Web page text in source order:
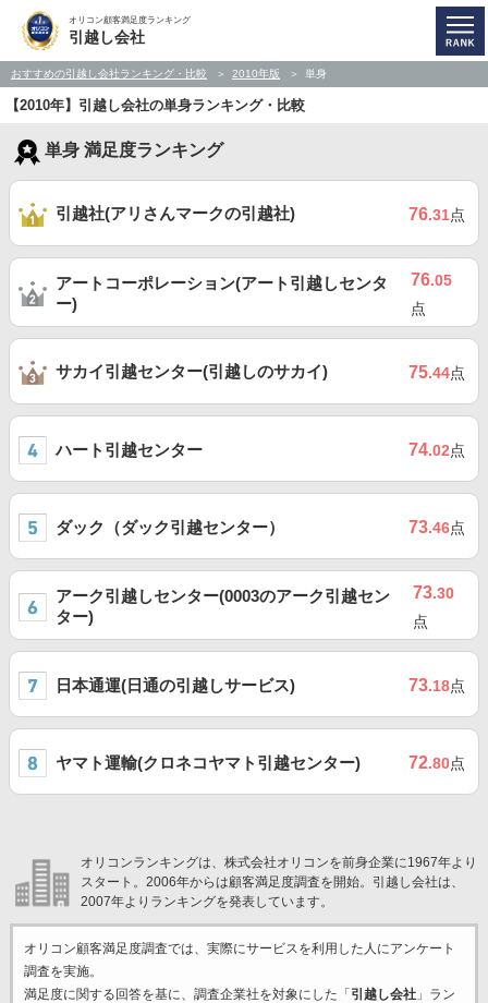
オリコン顧客満足度ランキング
引越し会社
おすすめの引越し会社ランキング・比較 2010年版 単身
【2010年】引越し会社の単身ランキング・比較
単身 満足度ランキング
引越社(アリさんマークの引越社) 76.31点
アートコーポレーション(アート引越しセンタ
ー)
76.05
点
サカイ引越センター(引越しのサカイ) 75.44点
ハート引越センター 74.02点
ダック（ダック引越センター） 73.46点
アーク引越しセンター(0003のアーク引越セン
ター)
73.30
点
日本通運(日通の引越しサービス) 73.18点
ヤマト運輸(クロネコヤマト引越センター) 72.80点
オリコンランキングは、株式会社オリコンを前身企業に1967年より
スタート。2006年からは顧客満足度調査を開始。引越し会社は、
2007年よりランキングを発表しています。
オリコン顧客満足度調査では、実際にサービスを利用した 人にアンケート
調査を実施。
満足度に関する回答を基に、調査企業社を対象にした「 引越し会社」ラン